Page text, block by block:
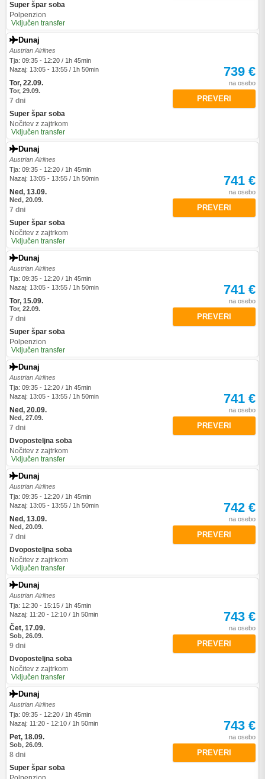
Super špar soba
Polpenzion
Vključen transfer
Dunaj
Austrian Airlines
Tja: 09:35 - 12:20 / 1h 45min
Nazaj: 13:05 - 13:55 / 1h 50min
Tor, 22.09.
Tor, 29.09.
7 dni
Super špar soba
Nočitev z zajtrkom
Vključen transfer
739 €
na osebo
PREVERI
Dunaj
Austrian Airlines
Tja: 09:35 - 12:20 / 1h 45min
Nazaj: 13:05 - 13:55 / 1h 50min
Ned, 13.09.
Ned, 20.09.
7 dni
Super špar soba
Nočitev z zajtrkom
Vključen transfer
741 €
na osebo
PREVERI
Dunaj
Austrian Airlines
Tja: 09:35 - 12:20 / 1h 45min
Nazaj: 13:05 - 13:55 / 1h 50min
Tor, 15.09.
Tor, 22.09.
7 dni
Super špar soba
Polpenzion
Vključen transfer
741 €
na osebo
PREVERI
Dunaj
Austrian Airlines
Tja: 09:35 - 12:20 / 1h 45min
Nazaj: 13:05 - 13:55 / 1h 50min
Ned, 20.09.
Ned, 27.09.
7 dni
Dvoposteljna soba
Nočitev z zajtrkom
Vključen transfer
741 €
na osebo
PREVERI
Dunaj
Austrian Airlines
Tja: 09:35 - 12:20 / 1h 45min
Nazaj: 13:05 - 13:55 / 1h 50min
Ned, 13.09.
Ned, 20.09.
7 dni
Dvoposteljna soba
Nočitev z zajtrkom
Vključen transfer
742 €
na osebo
PREVERI
Dunaj
Austrian Airlines
Tja: 12:30 - 15:15 / 1h 45min
Nazaj: 11:20 - 12:10 / 1h 50min
Čet, 17.09.
Sob, 26.09.
9 dni
Dvoposteljna soba
Nočitev z zajtrkom
Vključen transfer
743 €
na osebo
PREVERI
Dunaj
Austrian Airlines
Tja: 09:35 - 12:20 / 1h 45min
Nazaj: 11:20 - 12:10 / 1h 50min
Pet, 18.09.
Sob, 26.09.
8 dni
Super špar soba
743 €
na osebo
PREVERI